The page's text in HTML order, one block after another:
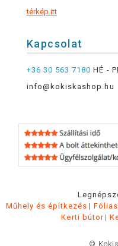
térkép itt
Kapcsolat
+36 30 563 7180 HÉ -
info@kokiskashop.hu
Műhely és építkezés
Kerti bútor
©